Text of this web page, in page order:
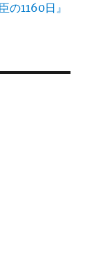
の1160日』